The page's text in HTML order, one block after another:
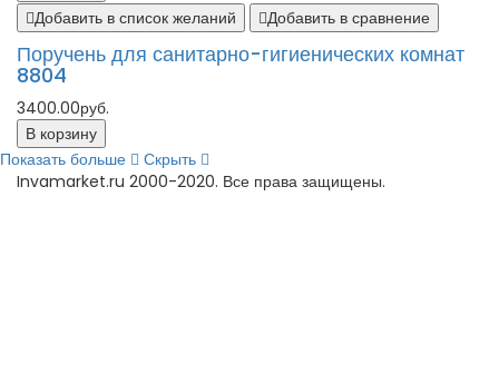
Добавить в список желаний
Добавить в сравнение
Поручень для санитарно-гигиенических комнат
8804
3400.00руб.
В корзину
Показать больше
Скрыть
Invamarket.ru 2000-2020. Все права защищены.